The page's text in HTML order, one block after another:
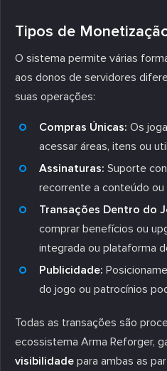
Tipos de
O sistema permite várias
aos donos de servidores
suas operações:
Compras Únicas: Os
acessar áreas, itens ou
Assinaturas: Suporte
recorrente a conteúdo ou
Transações Dentro do
comprar benefícios ou
integrada ou plataforma
Publicidade:
do jogo ou patrocínios
Todas as transações são
ecossistema Arma Reforger,
visibilidade para ambas as